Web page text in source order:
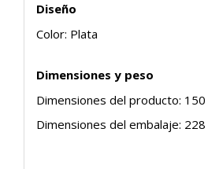
Diseño
Color: Plata
Dimensiones y peso
Dimensiones del producto:
Dimensiones del embalaje: